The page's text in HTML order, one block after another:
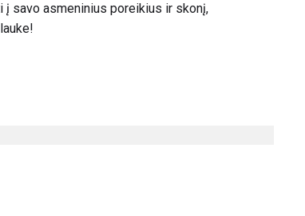
savo asmeninius poreikius ir skonį,